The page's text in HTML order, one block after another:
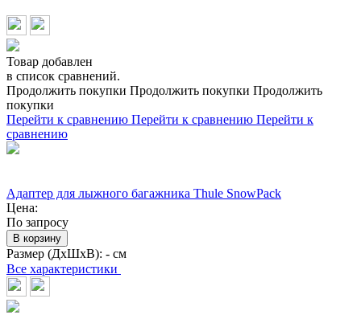
Товар добавлен
в список сравнений.
Продолжить покупки Продолжить покупки Продолжить
покупки
Перейти к сравнению Перейти к сравнению Перейти к
сравнению
Адаптер для лыжного багажника Thule SnowPack
Цена:
По запросу
В корзину
Размер (ДхШхВ): - см
Все характеристики